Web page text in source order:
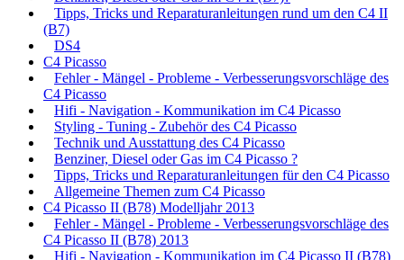
Tipps, Tricks und Reparaturanleitungen rund um den C4 II
(B7)
DS4
C4 Picasso
Fehler - Mängel - Probleme - Verbesserungsvorschläge des
C4 Picasso
Hifi - Navigation - Kommunikation im C4 Picasso
Styling - Tuning - Zubehör des C4 Picasso
Technik und Ausstattung des C4 Picasso
Benziner, Diesel oder Gas im C4 Picasso ?
Tipps, Tricks und Reparaturanleitungen für den C4 Picasso
Allgemeine Themen zum C4 Picasso
C4 Picasso II (B78) Modelljahr 2013
Fehler - Mängel - Probleme - Verbesserungsvorschläge des
C4 Picasso II (B78) 2013
Hifi - Navigation - Kommunikation im C4 Picasso II (B78)